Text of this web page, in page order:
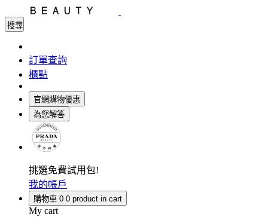
搜尋
訂單查詢
櫃點
官網購物優惠
為您解答
挑選免費試用包!
我的帳戶
購物車 0 0 product in cart
My cart